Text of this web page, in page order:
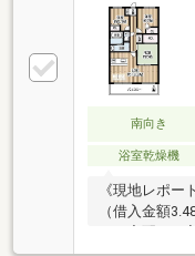
なお客様の「
◆「とりあえ
「他社の物件
みたい」「し
い」等お気軽
南向き
浴室乾燥機
《現地レポ
（借入金額